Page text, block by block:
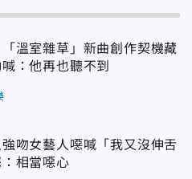
溫室雜草」新曲創作契機藏
：他再也聽不到
吻女藝人噁喊「我又沒伸舌
相當噁心